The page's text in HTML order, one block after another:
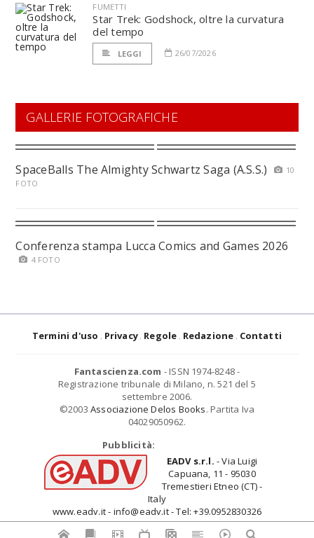
FUMETTI
Star Trek: Godshock, oltre la curvatura
del tempo
LEGGI 26/07/2026
GALLERIE FOTOGRAFICHE
SpaceBalls The Almighty Schwartz Saga (A.S.S.)
10
FOTO
Conferenza stampa Lucca Comics and Games 2026
4 FOTO
Termini d'uso Privacy Regole Redazione Contatti
Fantascienza.com - ISSN 1974-8248 -
Registrazione tribunale di Milano, n. 521 del 5
settembre 2006.
©2003 Associazione Delos Books. Partita Iva
04029050962.
Pubblicità:
EADV s.r.l. - Via Luigi
Capuana, 11 - 95030
Tremestieri Etneo (CT) -
Italy
www.eadv.it - info@eadv.it - Tel: +39.0952830326